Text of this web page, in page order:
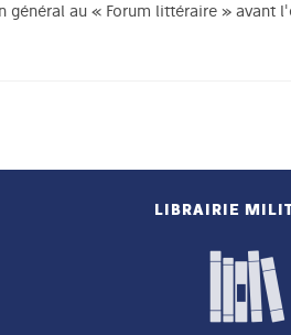
général au « Forum littéraire » avant
LIBRAIRIE